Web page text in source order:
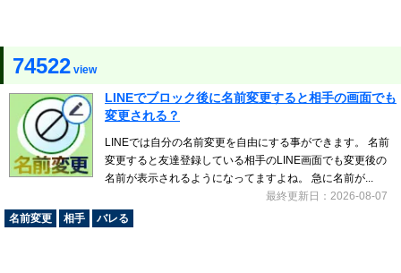
74522 view
LINEでブロック後に名前変更すると相手の画面でも
変更される？
LINEでは自分の名前変更を自由にする事ができます。 名前
変更すると友達登録している相手のLINE画面でも変更後の
名前が表示されるようになってますよね。 急に名前が...
最終更新日：2026-08-07
名前変更
相手 バレる